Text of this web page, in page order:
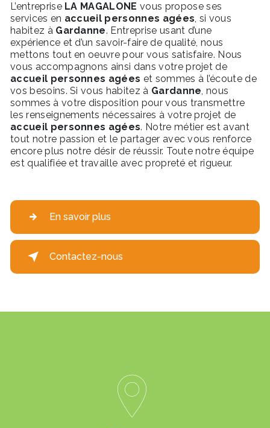
L’entreprise LA MAGALONE vous propose ses
services en accueil personnes agées, si vous
habitez à Gardanne. Entreprise usant d’une
expérience et d’un savoir-faire de qualité, nous
mettons tout en oeuvre pour vous satisfaire. Nous
vous accompagnons ainsi dans votre projet de
accueil personnes agées et sommes à l’écoute de
vos besoins. Si vous habitez à Gardanne, nous
sommes à votre disposition pour vous transmettre
les renseignements nécessaires à votre projet de
accueil personnes agées. Notre métier est avant
tout notre passion et le partager avec vous renforce
encore plus notre désir de réussir. Toute notre équipe
est qualifiée et travaille avec propreté et rigueur.
En savoir plus
Contactez-nous